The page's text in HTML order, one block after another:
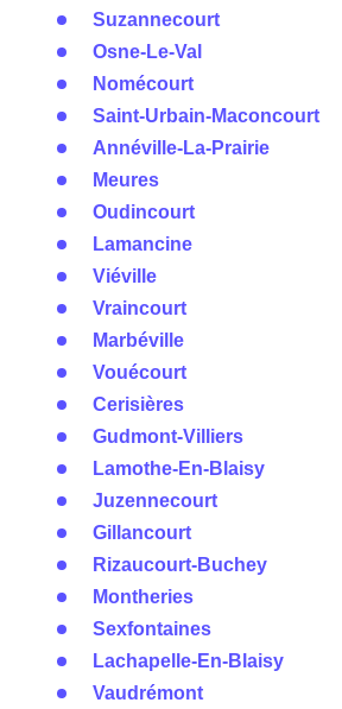
Suzannecourt
Osne-Le-Val
Nomécourt
Saint-Urbain-Maconcourt
Annéville-La-Prairie
Meures
Oudincourt
Lamancine
Viéville
Vraincourt
Marbéville
Vouécourt
Cerisières
Gudmont-Villiers
Lamothe-En-Blaisy
Juzennecourt
Gillancourt
Rizaucourt-Buchey
Montheries
Sexfontaines
Lachapelle-En-Blaisy
Vaudrémont